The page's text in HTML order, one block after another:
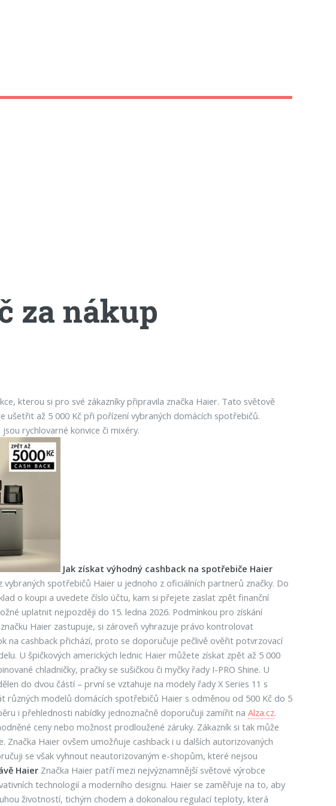
za nákup
kterou si pro své zákazníky připravila značka Haier. Tato světově
ušetřit až 5 000 Kč při pořízení vybraných domácích spotřebičů.
rychlovarné konvice či mixéry.
Jak získat výhodný cashback na spotřebiče Haier
spotřebičů Haier u jednoho z oficiálních partnerů značky. Do
o koupi a uvedete číslo účtu, kam si přejete zaslat zpět finanční
uplatnit nejpozději do 15. ledna 2026. Podmínkou pro získání
Haier zastupuje, si zároveň vyhrazuje právo kontrolovat
na cashback přichází, proto se doporučuje pečlivě ověřit potvrzovací
U špičkových amerických lednic Haier můžete získat zpět až 5 000
chladničky, pračky se sušičkou či myčky řady I-PRO Shine. U
do dvou částí – první se vztahuje na modely řady X Series 11 s
různých modelů domácích spotřebičů Haier s odměnou od 500 Kč do 5
i přehlednosti nabídky jednoznačně doporučuji zamířit na Alza.cz.
ceny nebo možnost prodloužené záruky. Zákazník si tak může
Haier ovšem umožňuje cashback i u dalších autorizovaných
se však vyhnout neautorizovaným e-shopům, které nejsou
HaierZnačka Haier patří mezi nejvýznamnější světové výrobce
technologií a moderního designu. Haier se zaměřuje na to, aby
životností, tichým chodem a dokonalou regulací teploty, která